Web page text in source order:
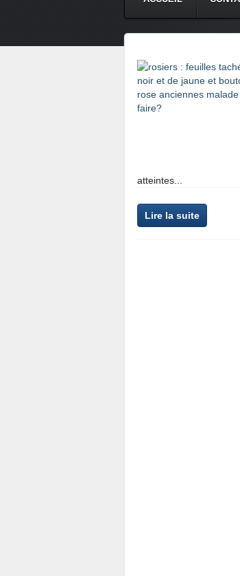
atteintes...
Lire la suite